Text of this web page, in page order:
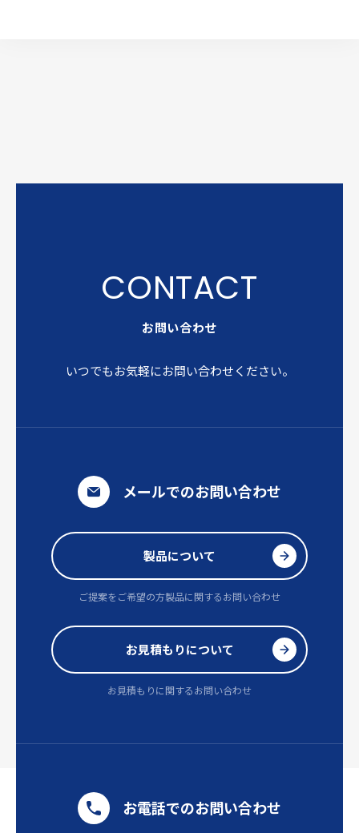
お問い合わせ
いつでもお気軽にお問い合わせください。
メールでのお問い合わせ
製品について
ご提案をご希望の方製品に関するお問い合わせ
お見積もりについて
お見積もりに関するお問い合わせ
お電話でのお問い合わせ